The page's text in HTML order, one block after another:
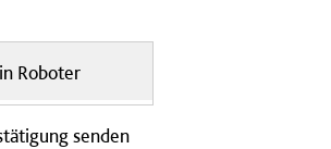
Roboter
senden